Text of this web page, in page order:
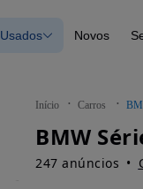
Novos
Usados Novos
Início Carros
BMW
247 anúncios